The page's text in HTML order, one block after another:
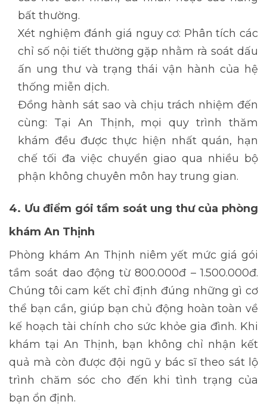
bất thường.
Xét nghiệm đánh giá nguy cơ: Phân tích các
chỉ số nội tiết thường gặp nhằm rà soát dấu
ấn ung thư và trạng thái vận hành của hệ
thống miễn dịch.
Đồng hành sát sao và chịu trách nhiệm đến
cùng: Tại An Thịnh, mọi quy trình thăm
khám đều được thực hiện nhất quán, hạn
chế tối đa việc chuyển giao qua nhiều bộ
phận không chuyên môn hay trung gian.
4. Ưu điểm gói tầm soát ung thư của phòng
khám An Thịnh
Phòng khám An Thịnh niêm yết mức giá gói
tầm soát dao động từ 800.000đ – 1.500.000đ.
Chúng tôi cam kết chỉ định đúng những gì cơ
thể bạn cần, giúp bạn chủ động hoàn toàn về
kế hoạch tài chính cho sức khỏe gia đình. Khi
khám tại An Thịnh, bạn không chỉ nhận kết
quả mà còn được đội ngũ y bác sĩ theo sát lộ
trình chăm sóc cho đến khi tình trạng của
bạn ổn định.